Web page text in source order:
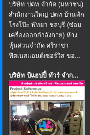
บริษัท ปตท.จำกัด (มหาชน)
สำนักงานใหญ่ ปตท บ้านพัก
โรงโป๊ะ พัทยา ชลบุรี (ซ่อม
เครื่องออกกำลังกาย) ห้าง
หุ้นส่วนจำกัด ศรีราชา
ฟิตเนสแอนด์เซอร์วิส ขอ...
บริษัท บีแฮปปี้ ทัวร์ จำก...